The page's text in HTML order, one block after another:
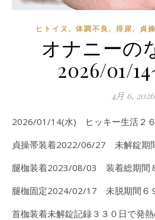
ヒトイヌ , 体調不良 , 排尿, 貞
オナニーの
2026/01/
4月 6, 2026
2026/01/14(水) ヒッキー生活２
貞操帯装着2022/06/27 未解錠期
腿枷装着2023/08/03 装着総期間
腿枷固定2024/02/17 未脱期間６
首枷装着未解錠記録３３０日で発